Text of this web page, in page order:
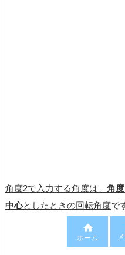
角度2で入力する角度は、 角
中心としたときの回転角度で

ホーム